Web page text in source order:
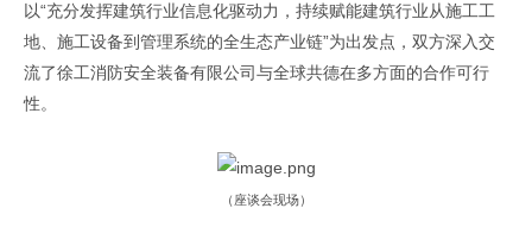
以“充分发挥建筑行业信息化驱动力，持续赋能建筑行业从施工工
地、施工设备到管理系统的全生态产业链”为出发点，双方深入交
流了徐工消防安全装备有限公司与全球共德在多方面的合作可行
性。
（座谈会现场）